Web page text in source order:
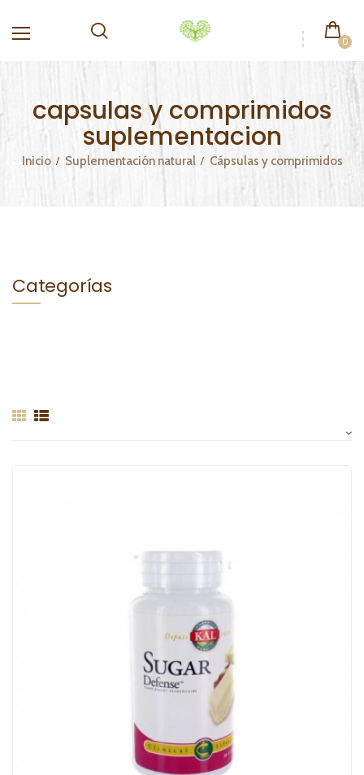
0
capsulas y comprimidos
suplementacion
Inicio Suplementación natural Cápsulas y comprimidos
Categorías